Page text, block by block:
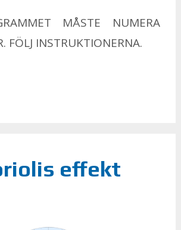
MÅSTE NU­ME­RA
FÖLJ IN­STRUK­TIO­NER­NA.
effekt